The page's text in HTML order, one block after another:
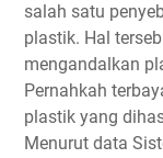
salah satu
plastik. Hal
mengandalkan
Pernahkah
plastik yang
Menurut data